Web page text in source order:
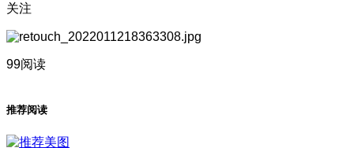
关注
99阅读
推荐阅读